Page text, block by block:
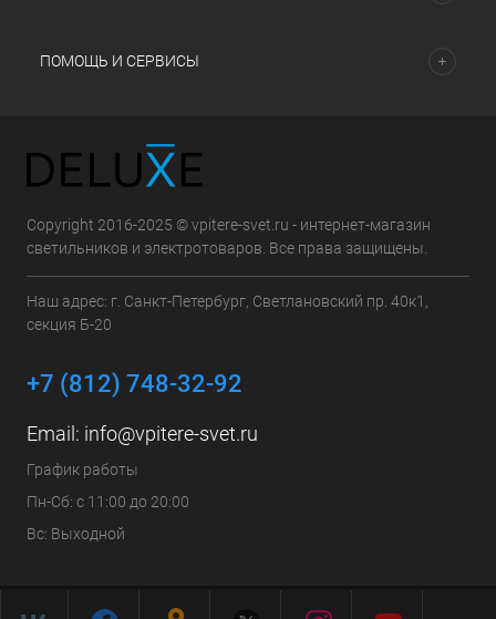
ПОМОЩЬ И СЕРВИСЫ
Copyright 2016-2025 © vpitere-svet.ru - интернет-магазин
светильников и электротоваров. Все права защищены.
Наш адрес: г. Санкт-Петербург, Светлановский пр. 40к1,
секция Б-20
+7 (812) 748-32-92
Email: info@vpitere-svet.ru
График работы
Пн-Сб: с 11:00 до 20:00
Вс: Выходной